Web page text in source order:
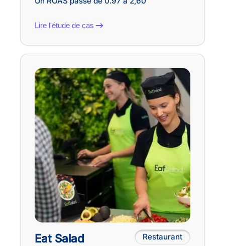
Lire l'étude de cas
Eat Salad Restaurant